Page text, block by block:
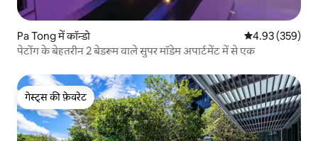
Pa Tong में कॉन्डो औसत रेटिंग 5 में से
4.93 (359)
पेटोंग के बेहतरीन 2 बेडरूम वाले सुपर मॉडेम अपार्टमेंट में से एक
गेस्ट्स की फ़ेवरेट
गेस्ट्स की फ़ेवरेट